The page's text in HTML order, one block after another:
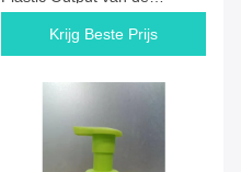
Flessenautomaat 0.4CC
Krijg Beste Prijs